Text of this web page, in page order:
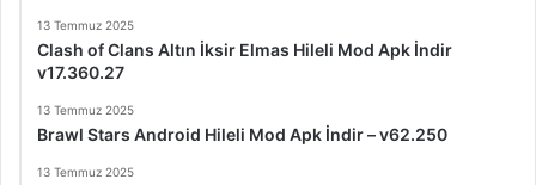
13 Temmuz 2025
Clash of Clans Altın İksir Elmas Hileli Mod Apk İndir
v17.360.27
13 Temmuz 2025
Brawl Stars Android Hileli Mod Apk İndir – v62.250
13 Temmuz 2025